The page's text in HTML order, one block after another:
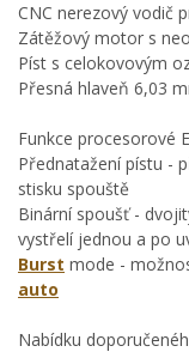
CNC nerezový vodič
Zátěžový motor s
Píst s celokovovým
Přesná hlaveň 6,03
Funkce procesorové
Přednatažení pístu -
stisku spouště
Binární spoušť -
vystřelí jednou a po
Burst mode -
auto
Nabídku